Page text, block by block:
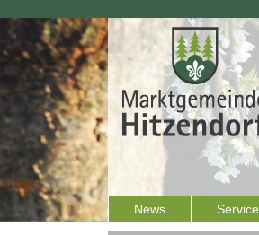
News Service